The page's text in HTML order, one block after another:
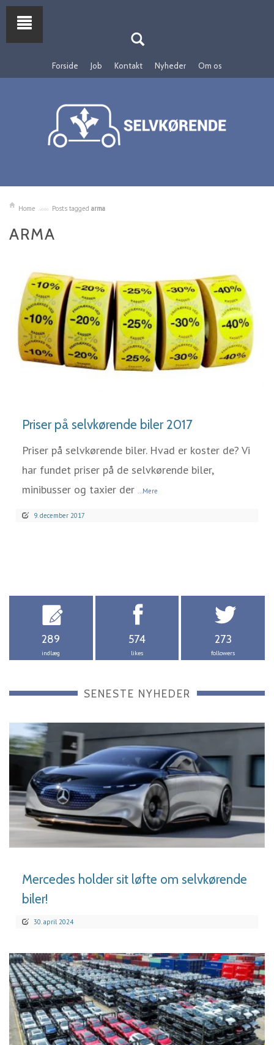
Forside Job Kontakt Nyheder Om os
Home Posts tagged arma
ARMA
Priser på selvkørende biler 2017
Priser på selvkørende biler. Hvad er koster de? Vi
har fundet priser på de selvkørende biler,
minibusser og taxier der ...Mere
9. december 2017
289
indlæg
574
likes
273
followers
SENESTE NYHEDER
LÆS MERE
Mercedes holder sit løfte om selvkørende
biler!
30. april 2024